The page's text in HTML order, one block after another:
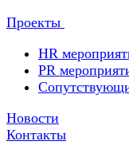
Проекты
HR
PR
Новости
Контакты